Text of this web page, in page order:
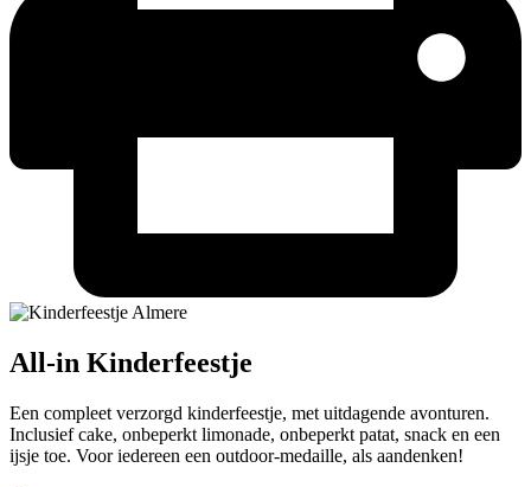
All-in Kinderfeestje
Een compleet verzorgd kinderfeestje, met uitdagende avonturen.
Inclusief cake, onbeperkt limonade, onbeperkt patat, snack en een
ijsje toe. Voor iedereen een outdoor-medaille, als aandenken!